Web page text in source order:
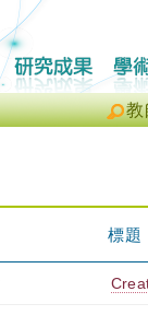
教
標題